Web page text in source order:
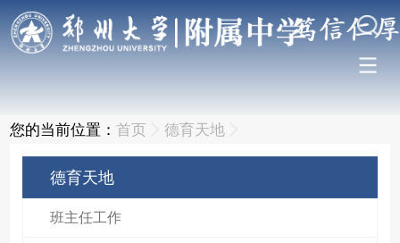
您的当前位置：首页 德育天地
德育天地
班主任工作